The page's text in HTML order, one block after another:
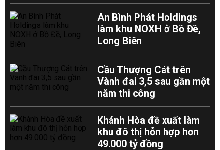
An Bình Phát Holdings
làm khu NOXH ở Bồ Đề,
Long Biên
Cầu Thượng Cát trên
Vành đai 3,5 sau gần một
năm thi công
Khánh Hòa đề xuất làm
khu đô thị hỗn hợp hơn
49.000 tỷ đồng